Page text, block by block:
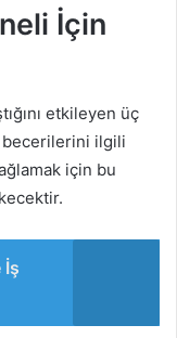
İçin
etkileyen üç
becerilerini ilgili
için bu
İş